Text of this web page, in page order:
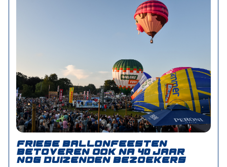
Friese Ballonfeesten
betoveren ook na 40 jaar
nog duizenden bezoekers